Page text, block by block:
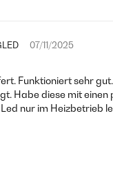
07/11/2025
Funktioniert sehr
Habe diese mit
nur im Heizbetrieb